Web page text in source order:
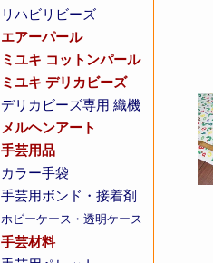
リハビリビーズ
エアーパール
ミユキ コットンパール
ミユキ デリカビーズ
デリカビーズ専用 織機
メルヘンアート
手芸用品
カラー手袋
手芸用ボンド・接着剤
ホビーケース・透明ケース
手芸材料